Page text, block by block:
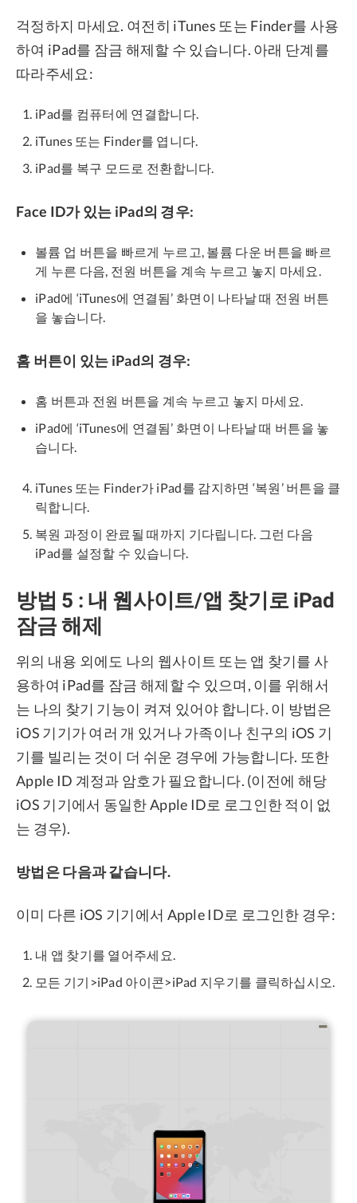
걱정하지 마세요. 여전히 iTunes 또는 Finder를 사용
하여 iPad를 잠금 해제할 수 있습니다. 아래 단계를
따라주세요:
iPad를 컴퓨터에 연결합니다.
iTunes 또는 Finder를 엽니다.
iPad를 복구 모드로 전환합니다.
Face ID가 있는 iPad의 경우:
볼륨 업 버튼을 빠르게 누르고, 볼륨 다운 버튼을 빠르
게 누른 다음, 전원 버튼을 계속 누르고 놓지 마세요.
iPad에 ‘iTunes에 연결됨’ 화면이 나타날 때 전원 버튼
을 놓습니다.
홈 버튼이 있는 iPad의 경우:
홈 버튼과 전원 버튼을 계속 누르고 놓지 마세요.
iPad에 ‘iTunes에 연결됨’ 화면이 나타날 때 버튼을 놓
습니다.
iTunes 또는 Finder가 iPad를 감지하면 ‘복원’ 버튼을 클
릭합니다.
복원 과정이 완료될 때까지 기다립니다. 그런 다음
iPad를 설정할 수 있습니다.
방법 5 : 내 웹사이트/앱 찾기로 iPad
잠금 해제
위의 내용 외에도 나의 웹사이트 또는 앱 찾기를 사
용하여 iPad를 잠금 해제할 수 있으며, 이를 위해서
는 나의 찾기 기능이 켜져 있어야 합니다. 이 방법은
iOS 기기가 여러 개 있거나 가족이나 친구의 iOS 기
기를 빌리는 것이 더 쉬운 경우에 가능합니다. 또한
Apple ID 계정과 암호가 필요합니다. (이전에 해당
iOS 기기에서 동일한 Apple ID로 로그인한 적이 없
는 경우).
방법은 다음과 같습니다.
이미 다른 iOS 기기에서 Apple ID로 로그인한 경우:
내 앱 찾기를 열어주세요.
모든 기기>iPad 아이콘>iPad 지우기를 클릭하십시오.